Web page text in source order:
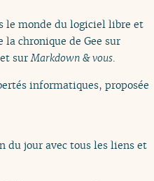
le monde du logiciel libre et
la chronique de Gee sur
surMarkdown & vous.
informatiques, proposée
du jour avec tous les liens et